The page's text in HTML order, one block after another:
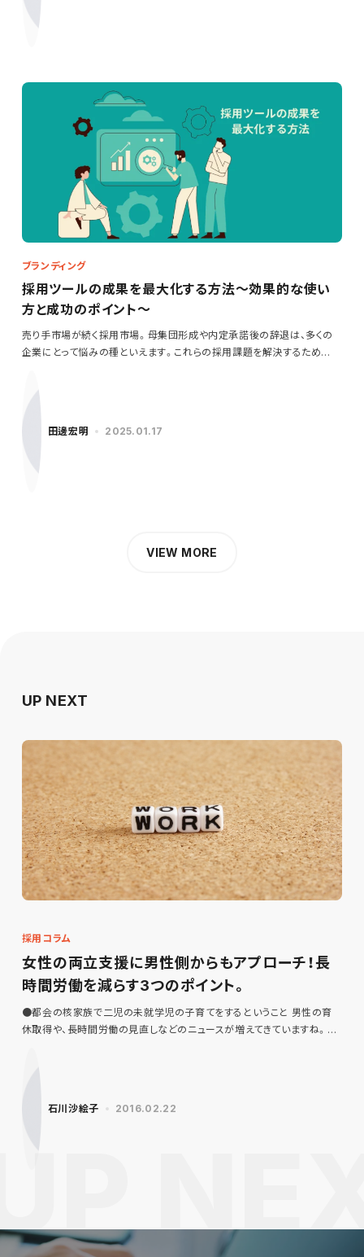
ブランディング
採用ツールの成果を最大化する方法～効果的な使い
方と成功のポイント～
売り手市場が続く採用市場。母集団形成や内定承諾後の辞退は、多くの
企業にとって悩みの種といえます。これらの採用課題を解決するため
田邊宏明 2025.01.17
VIEW MORE
UP NEXT
採用コラム
女性の両立支援に男性側からもアプローチ！長
時間労働を減らす3つのポイント。
●都会の核家族で二児の未就学児の子育てをするということ 男性の育
休取得や、長時間労働の見直しなどのニュースが増えてきていますね。…
石川沙絵子 2016.02.22